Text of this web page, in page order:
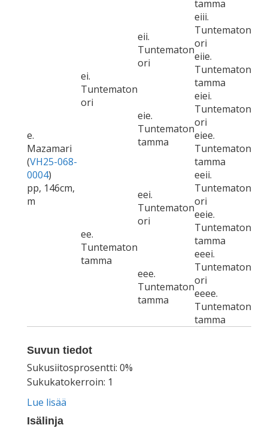
tamma
e.
Mazamari
(VH25-068-
0004)
pp, 146cm,
m
ei.
Tuntematon
ori
eii.
Tuntematon
ori
eiii.
Tuntematon
ori
eiie.
Tuntematon
tamma
eie.
Tuntematon
tamma
eiei.
Tuntematon
ori
eiee.
Tuntematon
tamma
ee.
Tuntematon
tamma
eei.
Tuntematon
ori
eeii.
Tuntematon
ori
eeie.
Tuntematon
tamma
eee.
Tuntematon
tamma
eeei.
Tuntematon
ori
eeee.
Tuntematon
tamma
Suvun tiedot
Sukusiitosprosentti: 0%
Sukukatokerroin: 1
Lue lisää
Isälinja